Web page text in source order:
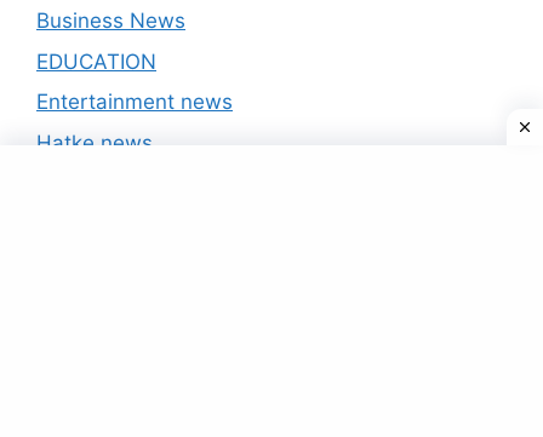
Business News
EDUCATION
Entertainment news
Hatke news